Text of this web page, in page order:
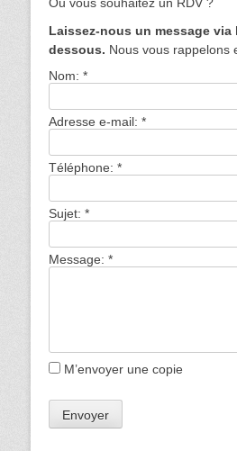
Laissez-nous un message via
dessous. Nous vous rappelons
Nom: *
Adresse e-mail: *
Téléphone: *
Sujet: *
Message: *
M’envoyer une copie